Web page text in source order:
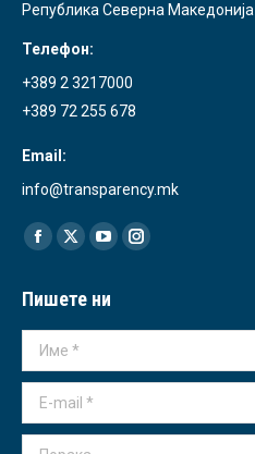
Република Северна Македонија
Телефон:
+389 2 3217000
+389 72 255 678
Email:
info@transparency.mk
Find us on:
Facebook
opens
in
X
opens
in
YouTube
opens
in
Instagram
in
Пишете ни
Име *
E-mail *
Порака